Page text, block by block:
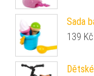
Sada
139 Kč